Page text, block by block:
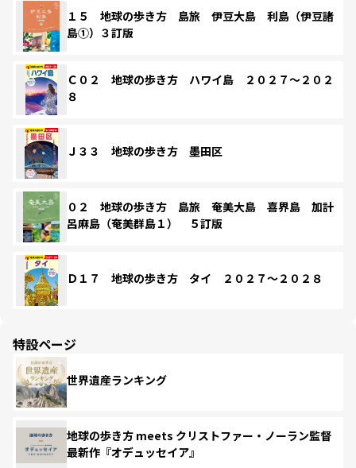
１５ 地球の歩き方 島旅 伊豆大島 利島（伊豆諸
島①）３訂版
Ｃ０２ 地球の歩き方 ハワイ島 ２０２７～２０２
８
Ｊ３３ 地球の歩き方 墨田区
０２ 地球の歩き方 島旅 奄美大島 喜界島 加計
呂麻島（奄美群島１） ５訂版
Ｄ１７ 地球の歩き方 タイ ２０２７～２０２８
特設ページ
世界遺産ランキング
地球の歩き方 meets クリストファー・ノーラン監督
最新作『オデュッセイア』